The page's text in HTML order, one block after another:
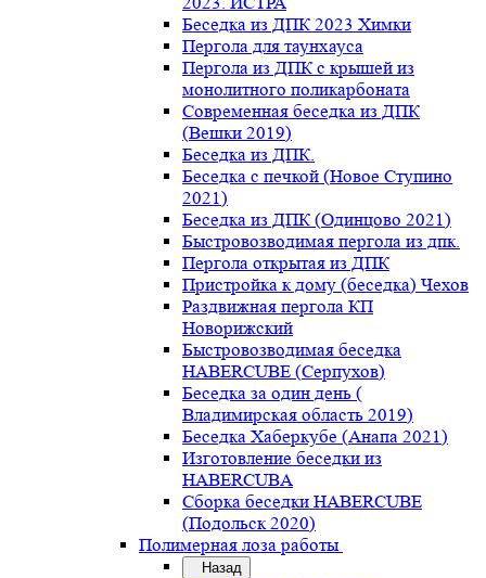
Беседка из ДПК 2023 Химки
Пергола для таунхауса
Пергола из ДПК с крышей из
монолитного поликарбоната
Современная беседка из ДПК
(Вешки 2019)
Беседка из ДПК.
Беседка с печкой (Новое Ступино
2021)
Беседка из ДПК (Одинцово 2021)
Быстровозводимая пергола из дпк.
Пергола открытая из ДПК
Пристройка к дому (беседка) Чехов
Раздвижная пергола КП
Новорижский
Быстровозводимая беседка
HABERCUBE (Серпухов)
Беседка за один день (
Владимирская область 2019)
Беседка Хаберкубе (Анапа 2021)
Изготовление беседки из
HABERCUBA
Сборка беседки HABERCUBE
(Подольск 2020)
Полимерная лоза работы
Назад